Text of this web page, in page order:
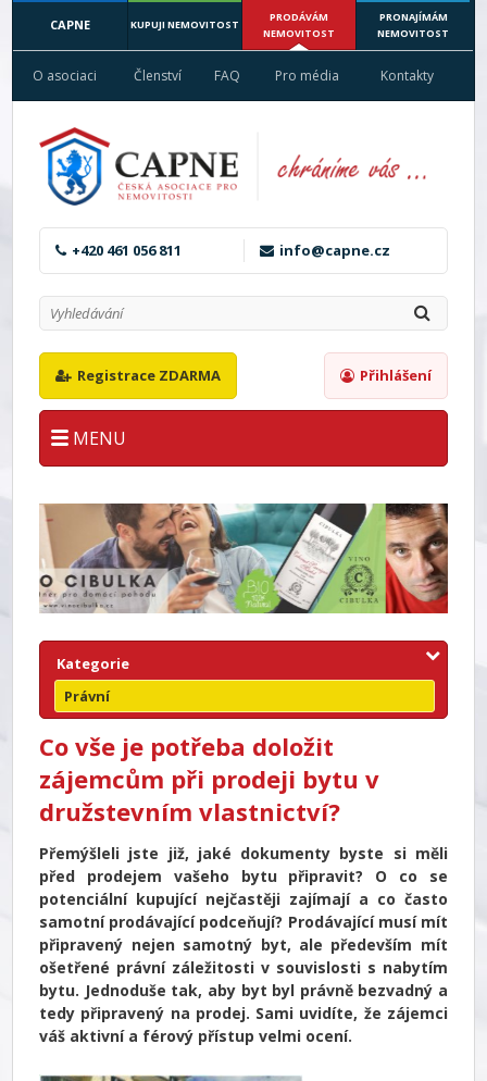
CAPNE KUPUJI NEMOVITOST
PRODÁVÁM
NEMOVITOST
PRONAJÍMÁM
NEMOVITOST
O asociaci Členství FAQ Pro média Kontakty
+420 461 056 811 info@capne.cz
Registrace ZDARMA Přihlášení
MENU
Kategorie
Právní
Co vše je potřeba doložit
zájemcům při prodeji bytu v
družstevním vlastnictví?
Přemýšleli jste již, jaké dokumenty byste si měli
před prodejem vašeho bytu připravit? O co se
potenciální kupující nejčastěji zajímají a co často
samotní prodávající podceňují? Prodávající musí mít
připravený nejen samotný byt, ale především mít
ošetřené právní záležitosti v souvislosti s nabytím
bytu. Jednoduše tak, aby byt byl právně bezvadný a
tedy připravený na prodej. Sami uvidíte, že zájemci
váš aktivní a férový přístup velmi ocení.